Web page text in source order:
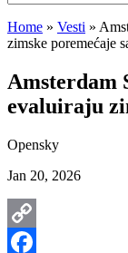
for:
Home » Vesti »
zimske poremećaje
Amsterdam
evaluiraju
Opensky
Jan 20, 2026
Copy